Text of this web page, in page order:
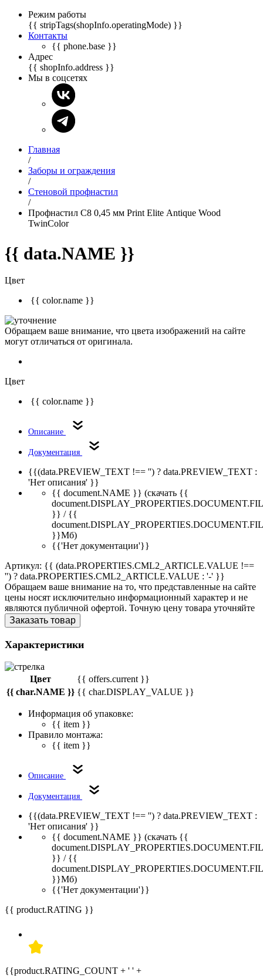
Режим работы
{{ stripTags(shopInfo.operatingMode) }}
Контакты
{{ phone.base }}
Адрес
{{ shopInfo.address }}
Мы в соцсетях
Главная
/
Заборы и ограждения
/
Стеновой профнастил
/
Профнастил С8 0,45 мм Print Elitе Antique Wood
TwinColor
{{ data.NAME }}
Цвет
{{ color.name }}
Обращаем ваше внимание, что цвета изображений на сайте
могут отличаться от оригинала.
Цвет
{{ color.name }}
Описание
Документация
{{(data.PREVIEW_TEXT !== '') ? data.PREVIEW_TEXT :
'Нет описания' }}
{{ document.NAME }} (скачать {{
}} / {{
}}Мб)
{{'Нет документации'}}
Артикул: {{ (data.PROPERTIES.CML2_ARTICLE.VALUE !==
'') ? data.PROPERTIES.CML2_ARTICLE.VALUE : '-' }}
Обращаем ваше внимание на то, что представленные на сайте
цены носят исключительно информационный характер и не
являются публичной офертой. Точную цену товара уточняйте
Заказать товар
Характеристики
Цвет
{{ offers.current }}
{{ char.NAME }} {{ char.DISPLAY_VALUE }}
Информация об упаковке:
{{ item }}
Правило монтажа:
{{ item }}
Описание
Документация
{{(data.PREVIEW_TEXT !== '') ? data.PREVIEW_TEXT :
'Нет описания' }}
{{ document.NAME }} (скачать {{
}} / {{
}}Мб)
{{'Нет документации'}}
{{ product.RATING }}
{{product.RATING_COUNT + ' ' +